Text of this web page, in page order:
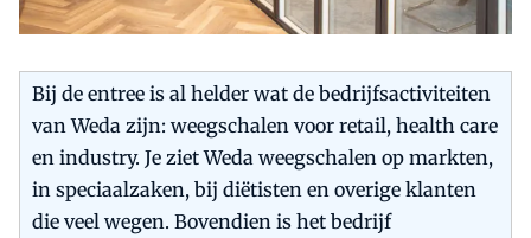
Bij de entree is al helder wat de bedrijfsactiviteiten
van Weda zijn: weegschalen voor retail, health care
en industry. Je ziet Weda weegschalen op markten,
in speciaalzaken, bij diëtisten en overige klanten
die veel wegen. Bovendien is het bedrijf